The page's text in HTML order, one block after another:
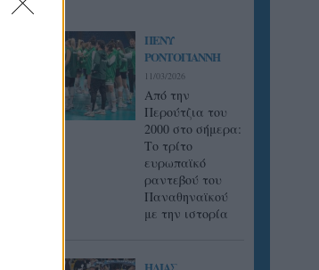
ΠΕΝΥ
ΡΟΝΤΟΓΙΑΝΝΗ
11/03/2026
Από την
Περούτζια του
2000 στο σήμερα:
Tο τρίτο
ευρωπαϊκό
ραντεβού του
Παναθηναϊκού
με την ιστορία